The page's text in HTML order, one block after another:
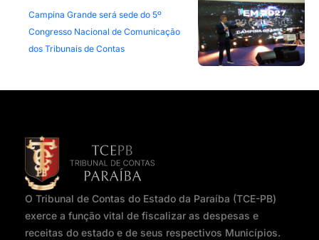
Campina Grande será sede do 5º
Congresso Nacional de Comunicação
dos Tribunais de Contas
O Tribunal de Contas do Estado da Paraíba (TCE-PB)
exerce a função vital de fiscalizar as despesas e
receitas do estado e de seus respectivos Municípios.